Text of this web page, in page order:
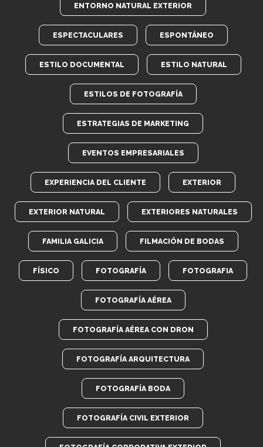
ENTORNO NATURAL EXTERIOR
ESPECTACULARES ESPONTÁNEO
ESTILO DOCUMENTAL ESTILO NATURAL
ESTILOS DE FOTOGRAFÍA
ESTRATEGIAS DE MARKETING
EVENTOS EMPRESARIALES
EXPERIENCIA DEL CLIENTE EXTERIOR
EXTERIOR NATURAL EXTERIORES NATURALES
FAMILIA GALICIA FILMACIÓN DE BODAS
FÍSICO FOTOGRAFÍA FOTOGRAFIA
FOTOGRAFÍA AÉREA
FOTOGRAFÍA AÉREA CON DRON
FOTOGRAFÍA ARQUITECTURA
FOTOGRAFÍA BODA
FOTOGRAFÍA CIVIL EXTERIOR